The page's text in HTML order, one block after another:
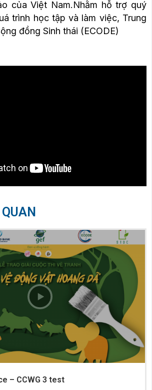
của Việt Nam.Nhằm hỗ trợ quý
trình học tập và làm việc, Trung
đồng Sinh thái (ECODE)
– CCWG 3 test